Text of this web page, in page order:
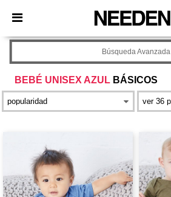
× App de Needen
¡Mejores precios en app!
BEBÉ UNISEX AZUL BÁSICOS
Búsqueda Avanzada